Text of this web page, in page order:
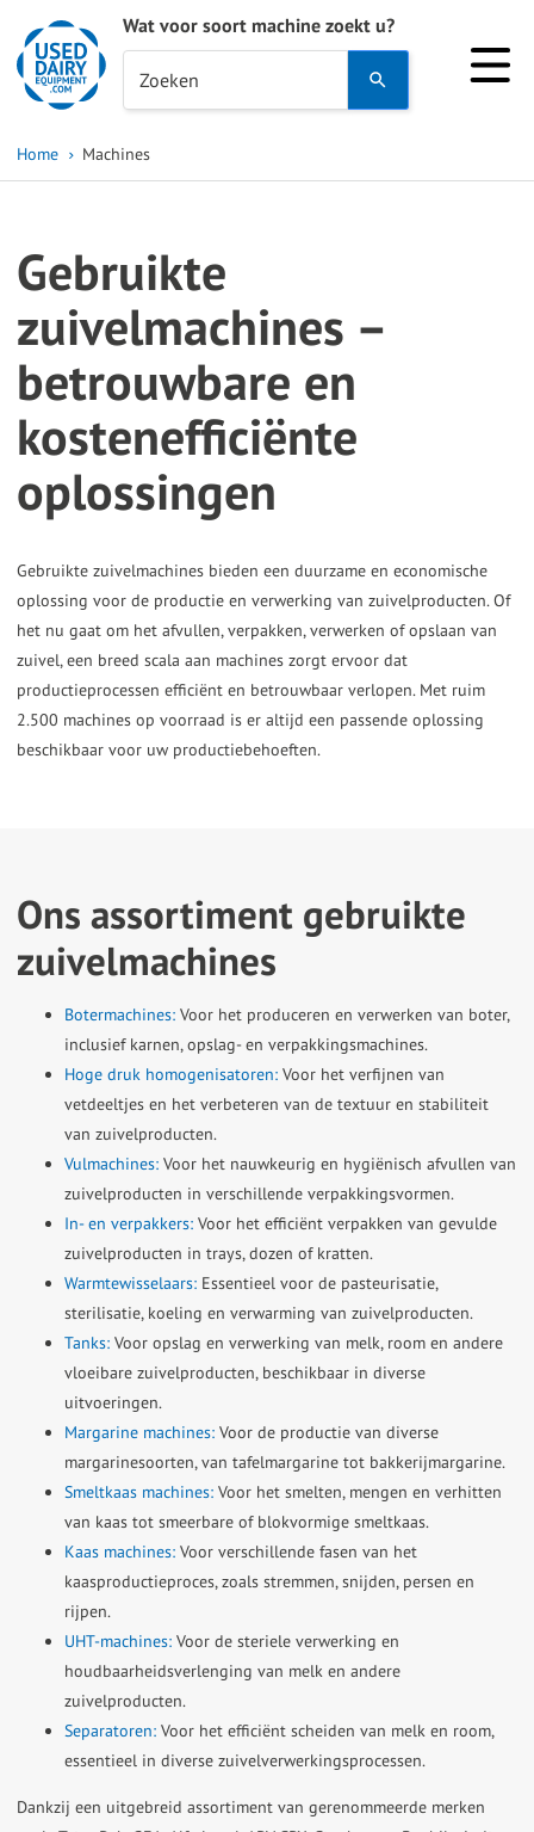
Wat voor soort machine zoekt u?
Zoeken
Press
enter
go
the
selected
search
result.
Touch
device
and
swipe
gestures.
Home Machines
Gebruikte
zuivelmachines –
betrouwbare en
kostenefficiënte
oplossingen
Gebruikte zuivelmachines bieden een duurzame en economische
oplossing voor de productie en verwerking van zuivelproducten. Of
het nu gaat om het afvullen, verpakken, verwerken of opslaan van
zuivel, een breed scala aan machines zorgt ervoor dat
productieprocessen efficiënt en betrouwbaar verlopen. Met ruim
2.500 machines op voorraad is er altijd een passende oplossing
beschikbaar voor uw productiebehoeften.
Ons assortiment gebruikte
zuivelmachines
Botermachines: Voor het produceren en verwerken van boter,
inclusief karnen, opslag- en verpakkingsmachines.
Hoge druk homogenisatoren: Voor het verfijnen van
vetdeeltjes en het verbeteren van de textuur en stabiliteit
van zuivelproducten.
Vulmachines: Voor het nauwkeurig en hygiënisch afvullen van
zuivelproducten in verschillende verpakkingsvormen.
In- en verpakkers: Voor het efficiënt verpakken van gevulde
zuivelproducten in trays, dozen of kratten.
Warmtewisselaars: Essentieel voor de pasteurisatie,
sterilisatie, koeling en verwarming van zuivelproducten.
Tanks: Voor opslag en verwerking van melk, room en andere
vloeibare zuivelproducten, beschikbaar in diverse
uitvoeringen.
Margarine machines: Voor de productie van diverse
margarinesoorten, van tafelmargarine tot bakkerijmargarine.
Smeltkaas machines: Voor het smelten, mengen en verhitten
van kaas tot smeerbare of blokvormige smeltkaas.
Kaas machines: Voor verschillende fasen van het
kaasproductieproces, zoals stremmen, snijden, persen en
rijpen.
UHT-machines: Voor de steriele verwerking en
houdbaarheidsverlenging van melk en andere
zuivelproducten.
Separatoren: Voor het efficiënt scheiden van melk en room,
essentieel in diverse zuivelverwerkingsprocessen.
Dankzij een uitgebreid assortiment van gerenommeerde merken